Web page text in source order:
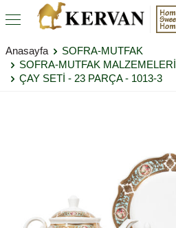
Anasayfa
SOFRA-MUTFAK
SOFRA-MUTFAK MALZEMELERİ
ÇAY SETİ - 23 PARÇA - 1013-3